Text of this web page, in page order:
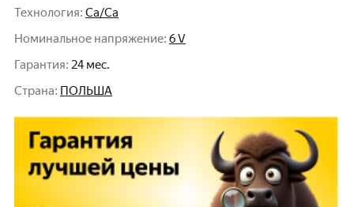
Технология: Ca/Ca
Номинальное напряжение: 6 V
Гарантия: 24 мес.
Cтрана: ПОЛЬША